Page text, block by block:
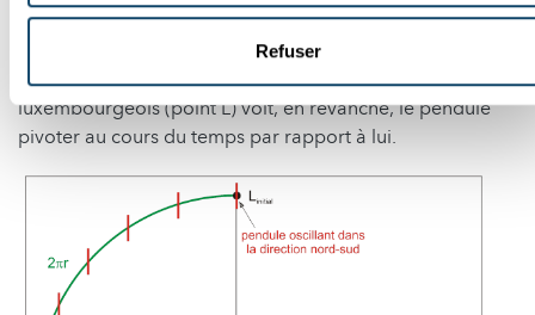
Refuser
Par conséquent, en vertu de l'inertie de la masse du
la direction d'oscillation sur cette figure
change pas au cours du temps ! (Figure 6). L’observateur
luxembourgeois (point L) voit, en revanche, le pendule
pivoter au cours du temps par rapport à lui.